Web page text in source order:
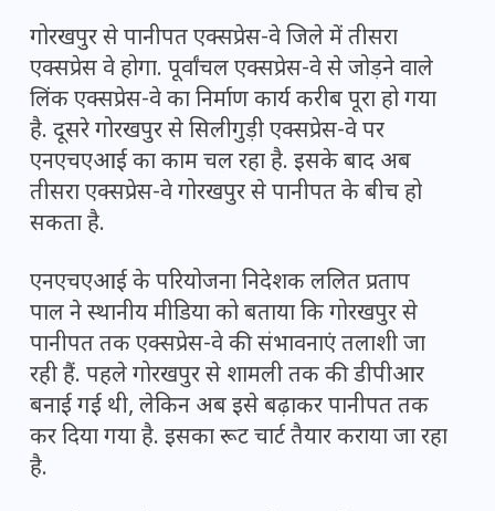
गोरखपुर से पानीपत एक्सप्रेस-वे जिले में तीसरा
एक्सप्रेस वे होगा. पूर्वांचल एक्सप्रेस-वे से जोड़ने वाले
लिंक एक्सप्रेस-वे का निर्माण कार्य करीब पूरा हो गया
है. दूसरे गोरखपुर से सिलीगुड़ी एक्सप्रेस-वे पर
एनएचएआई का काम चल रहा है. इसके बाद अब
तीसरा एक्सप्रेस-वे गोरखपुर से पानीपत के बीच हो
सकता है.
एनएचएआई के परियोजना निदेशक ललित प्रताप
पाल ने स्थानीय मीडिया को बताया कि गोरखपुर से
पानीपत तक एक्सप्रेस-वे की संभावनाएं तलाशी जा
रही हैं. पहले गोरखपुर से शामली तक की डीपीआर
बनाई गई थी, लेकिन अब इसे बढ़ाकर पानीपत तक
कर दिया गया है. इसका रूट चार्ट तैयार कराया जा रहा
है.